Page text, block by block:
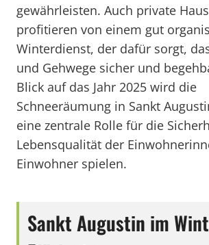
gewährleisten. Auch private
profitieren von einem gut
Winterdienst, der dafür sorgt,
und Gehwege sicher und
Blick auf das Jahr 2025 wird die
Schneeräumung in Sankt
eine zentrale Rolle für die
Lebensqualität der
Einwohner spielen.
Sankt Augustin im